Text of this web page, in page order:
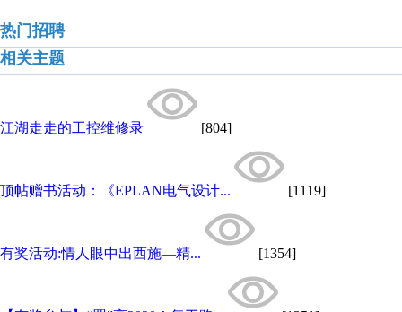
热门招聘
相关主题
江湖走走的工控维修录 [804]
顶帖赠书活动：《EPLAN电气设计... [1119]
有奖活动:情人眼中出西施—精... [1354]